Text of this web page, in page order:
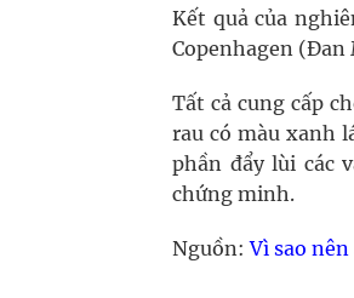
Kết quả của
Copenhagen (Đan
Tất cả cung cấp
rau có màu xanh
phần đẩy lùi các
chứng minh.
Nguồn:Vì sao